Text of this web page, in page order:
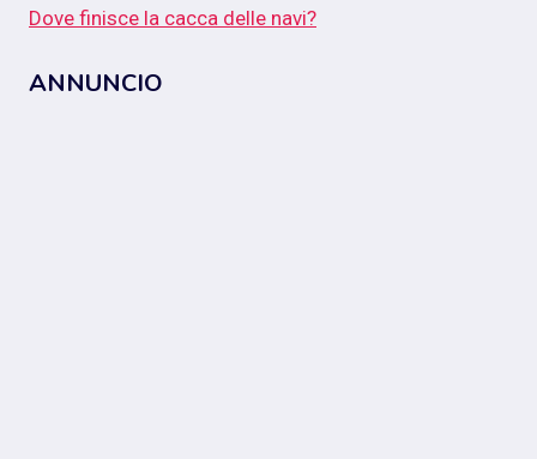
Dove finisce la cacca delle navi?
ANNUNCIO